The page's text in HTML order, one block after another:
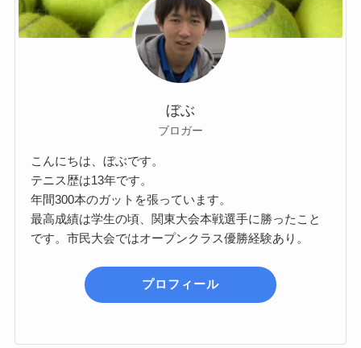
ぼぶ
ブロガー
こんにちは、ぼぶです。
テニス歴は13年です。
年間300本のガットを張っています。
最高成績は学生の頃、関東大会本戦選手に勝ったこと
です。市民大会ではオープンクラス優勝経験あり。
プロフィール